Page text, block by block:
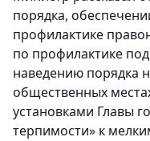
порядка,
профилактике
по профилактике
наведению порядка
общественных
установками Главы
терпимости» к